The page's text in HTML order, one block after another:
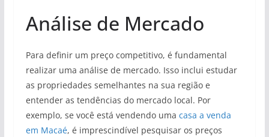
Análise de Mercado
Para definir um preço competitivo, é fundamental
realizar uma análise de mercado. Isso inclui estudar
as propriedades semelhantes na sua região e
entender as tendências do mercado local. Por
exemplo, se você está vendendo uma casa a venda
em Macaé, é imprescindível pesquisar os preços